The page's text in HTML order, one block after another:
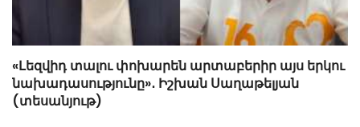
«Լեզվիդ տալու փոխարեն արտաբերիր այս երկու
նախադասությունը»․ Իշխան Սաղաթելյան
(տեսանյութ)